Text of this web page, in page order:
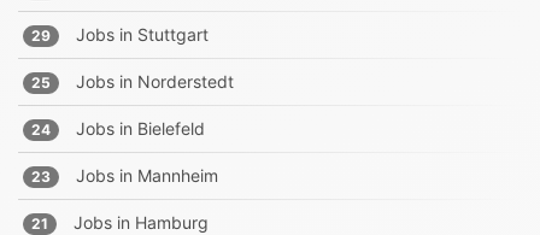
29 Jobs in Stuttgart
25 Jobs in Norderstedt
24 Jobs in Bielefeld
23 Jobs in Mannheim
21 Jobs in Hamburg